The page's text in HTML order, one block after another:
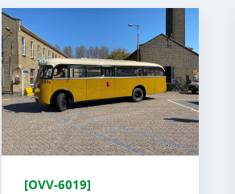
[OVV-6019]